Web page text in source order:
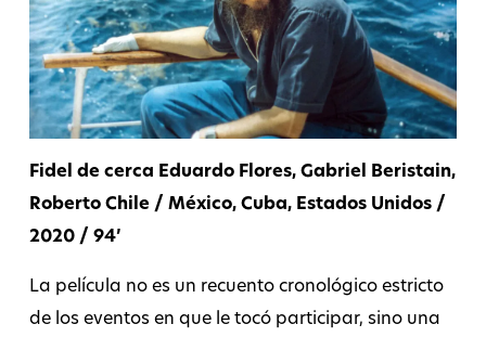
Fidel de cerca Eduardo Flores, Gabriel Beristain,
Roberto Chile / México, Cuba, Estados Unidos /
2020 / 94’
La película no es un recuento cronológico estricto
de los eventos en que le tocó participar, sino una